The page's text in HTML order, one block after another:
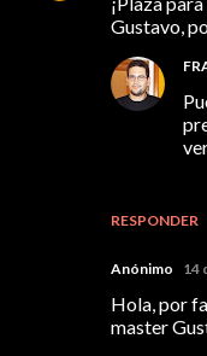
Gustavo,
RESPONDER
Anónimo 14
Hola, por
master